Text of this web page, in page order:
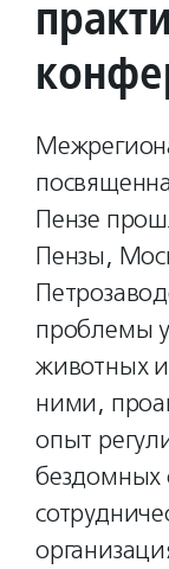
Пензе
Пензы,
проблемы
животных и
ними,
опыт
бездомных